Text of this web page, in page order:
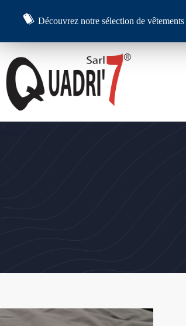
contenu
Découvrez notre sélection de